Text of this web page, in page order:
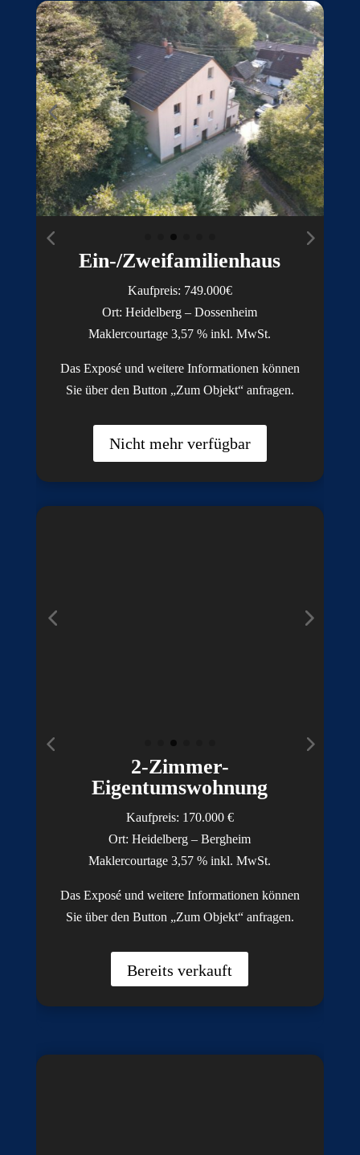
Ein-/Zweifamilienhaus
Kaufpreis: 749.000€
Ort: Heidelberg – Dossenheim
Maklercourtage 3,57 % inkl. MwSt.
Das Exposé und weitere Informationen können
Sie über den Button „Zum Objekt“ anfragen.
Nicht mehr verfügbar
2-Zimmer-
Eigentumswohnung
Kaufpreis: 170.000 €
Ort: Heidelberg – Bergheim
Maklercourtage 3,57 % inkl. MwSt.
Das Exposé und weitere Informationen können
Sie über den Button „Zum Objekt“ anfragen.
Bereits verkauft